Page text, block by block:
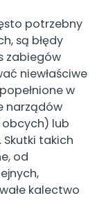
potrzebny
są błędy
zabiegów
niewłaściwe
w
narządów
obcych) lub
takich
od
kalectwo